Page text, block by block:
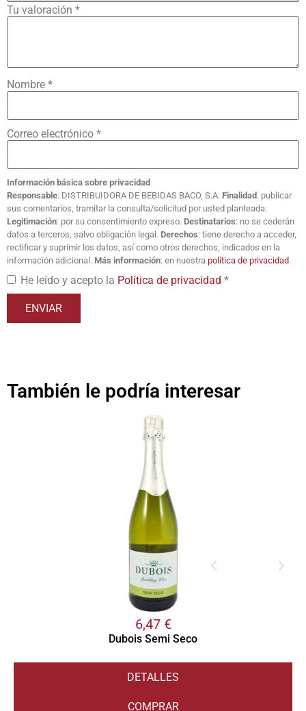
Tu valoración *
Nombre *
Correo electrónico *
Información básica sobre privacidad
Responsable: DISTRIBUIDORA DE BEBIDAS BACO, S.A. Finalidad : publicar
sus comentarios, tramitar la consulta/solicitud por usted planteada.
Legitimación: por su consentimiento expreso. Destinatarios: no se cederán
datos a terceros, salvo obligación legal. Derechos: tiene derecho a acceder,
rectificar y suprimir los datos, así como otros derechos, indicados en la
información adicional. Más información: en nuestra política de privacidad.
He leído y acepto la Política de privacidad *
También le podría interesar
6,47 €
Dubois Semi Seco
DETALLES
COMPRAR